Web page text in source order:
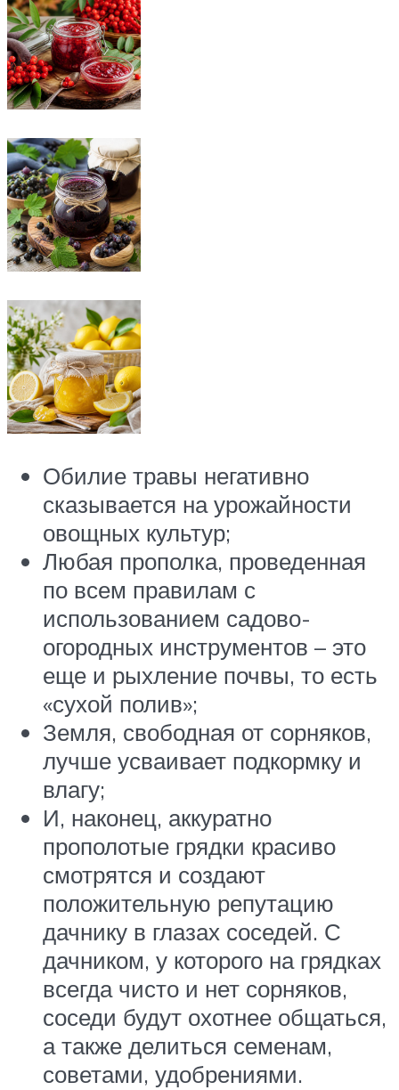
Обилие травы негативно
сказывается на урожайности
овощных культур;
Любая прополка, проведенная
по всем правилам с
использованием садово-
огородных инструментов – это
еще и рыхление почвы, то есть
«сухой полив»;
Земля, свободная от сорняков,
лучше усваивает подкормку и
влагу;
И, наконец, аккуратно
прополотые грядки красиво
смотрятся и создают
положительную репутацию
дачнику в глазах соседей. С
дачником, у которого на грядках
всегда чисто и нет сорняков,
соседи будут охотнее общаться,
а также делиться семенам,
советами, удобрениями.